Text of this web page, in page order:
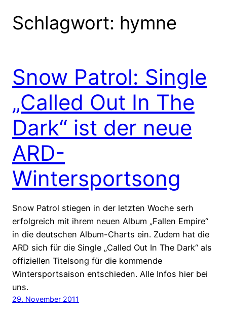
Schlagwort: hymne
Snow Patrol: Single
„Called Out In The
Dark“ ist der neue
ARD-
Wintersportsong
Snow Patrol stiegen in der letzten Woche serh
erfolgreich mit ihrem neuen Album „Fallen Empire“
in die deutschen Album-Charts ein. Zudem hat die
ARD sich für die Single „Called Out In The Dark“ als
offiziellen Titelsong für die kommende
Wintersportsaison entschieden. Alle Infos hier bei
uns.
29. November 2011